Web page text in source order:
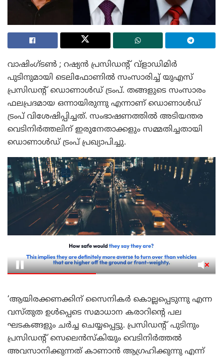
വാഷിംഗ്ടൺ ; റഷ്യൻ പ്രസിഡന്റ് വ്‌ളാഡിമിർ
പുടിനുമായി ടെലിഫോണിൽ സംസാരിച്ച് യുഎസ്
പ്രസിഡന്റ് ഡൊണാൾഡ് ട്രംപ്. തങ്ങളുടെ സംസാരം
ഫലപ്രദമായ ഒന്നായിരുന്നു എന്നാണ് ഡൊണാൾഡ്
ട്രംപ് വിശേഷിപ്പിച്ചത്. സംഭാഷണത്തിൽ അടിയന്തര
വെടിനിർത്തലിന് ഇരുനേതാക്കളും സമ്മതിച്ചതായി
ഡൊണാൾഡ് ട്രംപ് പ്രഖ്യാപിച്ചു.
‘ആയിരക്കണക്കിന് സൈനികർ കൊല്ലപ്പെടുന്നു എന്ന
വസ്തുത ഉൾപ്പെടെ സമാധാന കരാറിന്റെ പല
ഘടകങ്ങളും ചർച്ച ചെയ്യപ്പെട്ടു. പ്രസിഡന്റ് പുടിനും
പ്രസിഡന്റ് സെലെൻസ്‌കിയും വെടിനിർത്തൽ
അവസാനിക്കുന്നത് കാണാൻ ആഗ്രഹിക്കുന്നു എന്ന്